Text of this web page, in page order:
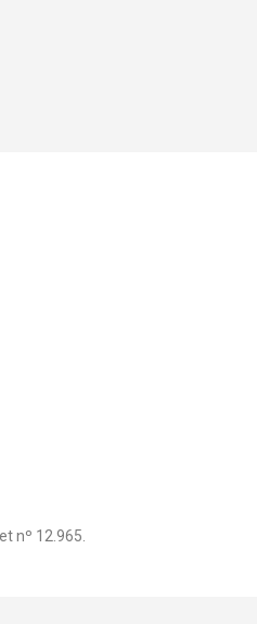
nº 12.965.